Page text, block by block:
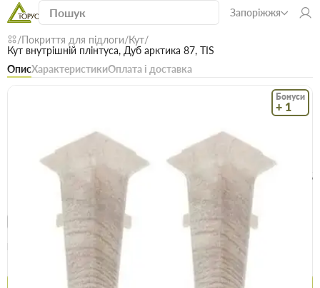
Запоріжжя
Покриття для підлоги Кут
Кут внутрішній плінтуса, Дуб арктика 87, TIS
ОписХарактеристикиОплата і доставка
Бонуси
+ 1
Код: 22580
Кут внутрішній плінтуса, Дуб арктика 87, TIS
(0)
Безкоштовна доставка! Від 15000 грн єВідновлення
10.5 грн